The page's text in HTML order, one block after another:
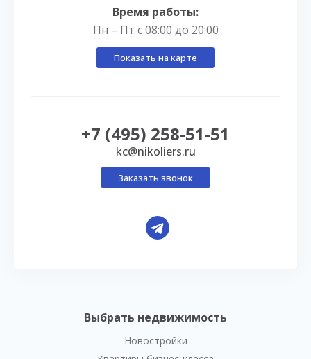
Выбрать недвижимость
Новостройки
Время работы:
Пн – Пт с 08:00 до 20:00
Показать на карте
+7 (495) 258-51-51
kc@nikoliers.ru
Заказать звонок